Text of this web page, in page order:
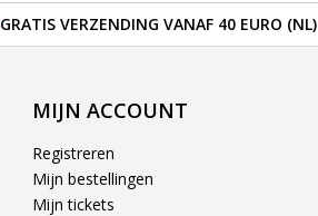
GRATIS VERZENDING VANAF 40 EURO (NL)
MIJN ACCOUNT
Registreren
Mijn bestellingen
Mijn tickets